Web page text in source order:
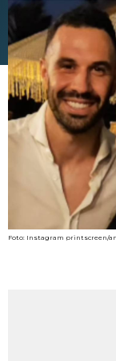
Foto: Instagram printscreen/